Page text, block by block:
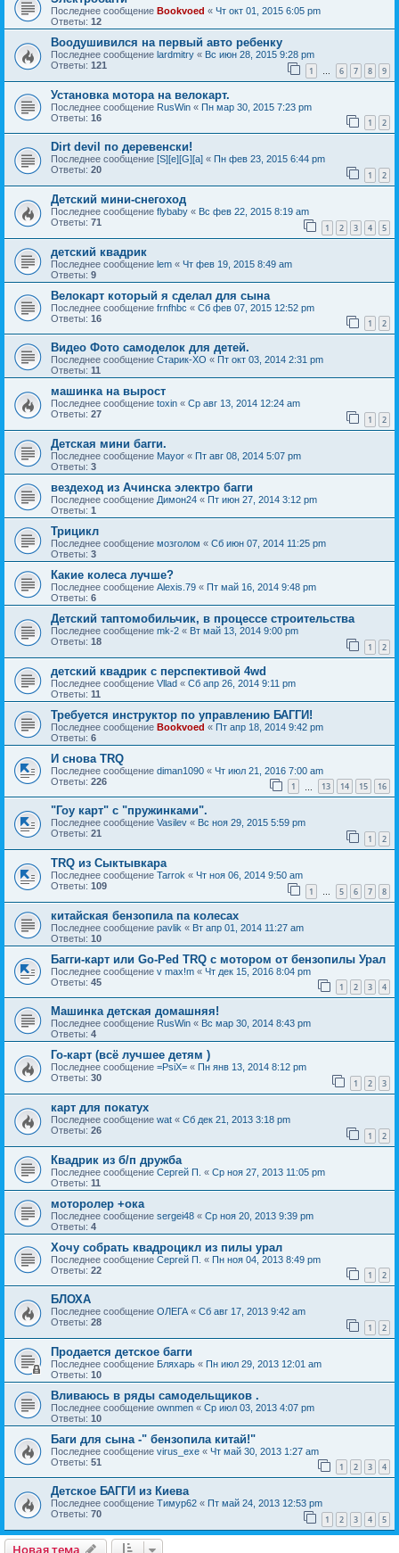
Последнее сообщение Bookvoed « Чт окт 01, 2015 6:05 pm
Ответы: 12
Воодушивился на первый авто ребенку
Последнее сообщение lardmitry « Вс июн 28, 2015 9:28 pm
Ответы: 121 1 … 6 7 8 9
Установка мотора на велокарт.
Последнее сообщение RusWin « Пн мар 30, 2015 7:23 pm
Ответы: 16 1 2
Dirt devil по деревенски!
Последнее сообщение [S][e][G][a] « Пн фев 23, 2015 6:44 pm
Ответы: 20 1 2
Детский мини-снегоход
Последнее сообщение flybaby « Вс фев 22, 2015 8:19 am
Ответы: 71 1 2 3 4 5
детский квадрик
Последнее сообщение lem « Чт фев 19, 2015 8:49 am
Ответы: 9
Велокарт который я сделал для сына
Последнее сообщение frnfhbc « Сб фев 07, 2015 12:52 pm
Ответы: 16 1 2
Видео Фото самоделок для детей.
Последнее сообщение Старик-ХО « Пт окт 03, 2014 2:31 pm
Ответы: 11
машинка на вырост
Последнее сообщение toxin « Ср авг 13, 2014 12:24 am
Ответы: 27 1 2
Детская мини багги.
Последнее сообщение Mayor « Пт авг 08, 2014 5:07 pm
Ответы: 3
вездеход из Ачинска электро багги
Последнее сообщение Димон24 « Пт июн 27, 2014 3:12 pm
Ответы: 1
Трицикл
Последнее сообщение мозголом « Сб июн 07, 2014 11:25 pm
Ответы: 3
Какие колеса лучше?
Последнее сообщение Alexis.79 « Пт май 16, 2014 9:48 pm
Ответы: 6
Детский таптомобильчик, в процессе строительства
Последнее сообщение mk-2 « Вт май 13, 2014 9:00 pm
Ответы: 18 1 2
детский квадрик с перспективой 4wd
Последнее сообщение Vllad « Сб апр 26, 2014 9:11 pm
Ответы: 11
Требуется инструктор по управлению БАГГИ!
Последнее сообщение Bookvoed « Пт апр 18, 2014 9:42 pm
Ответы: 6
И снова TRQ
Последнее сообщение diman1090 « Чт июл 21, 2016 7:00 am
Ответы: 226 1 13 14 15 16
"Гоу карт" с "пружинками".
Последнее сообщение Vasilev « Вс ноя 29, 2015 5:59 pm
Ответы: 21 1 2
TRQ из Сыктывкара
Последнее сообщение Tarrok « Чт ноя 06, 2014 9:50 am
Ответы: 109 1 … 5 6 7 8
китайская бензопила па колесах
Последнее сообщение pavlik « Вт апр 01, 2014 11:27 am
Ответы: 10
Багги-карт или Go-Ped TRQ c мотором от бензопилы Урал
Последнее сообщение v max!m « Чт дек 15, 2016 8:04 pm
Ответы: 45 1 2 3 4
Машинка детская домашняя!
Последнее сообщение RusWin « Вс мар 30, 2014 8:43 pm
Ответы: 4
Го-карт (всё лучшее детям )
Последнее сообщение =PsiX= « Пн янв 13, 2014 8:12 pm
Ответы: 30 1 2 3
карт для покатух
Последнее сообщение wat « Сб дек 21, 2013 3:18 pm
Ответы: 26 1 2
Квадрик из б/п дружба
Последнее сообщение Сергей П. « Ср ноя 27, 2013 11:05 pm
Ответы: 11
моторолер +ока
Последнее сообщение sergei48 « Ср ноя 20, 2013 9:39 pm
Ответы: 4
Хочу собрать квадроцикл из пилы урал
Последнее сообщение Сергей П. « Пн ноя 04, 2013 8:49 pm
Ответы: 22 1 2
БЛОХА
Последнее сообщение ОЛЕГА « Сб авг 17, 2013 9:42 am
Ответы: 28 1 2
Продается детское багги
Последнее сообщение Бляхарь « Пн июл 29, 2013 12:01 am
Ответы: 10
Вливаюсь в ряды самодельщиков .
Последнее сообщение ownmen « Ср июл 03, 2013 4:07 pm
Ответы: 10
Баги для сына -" бензопила китай!"
Последнее сообщение virus_exe « Чт май 30, 2013 1:27 am
Ответы: 51 1 2 3 4
Детское БАГГИ из Киева
Последнее сообщение Тимур62 « Пт май 24, 2013 12:53 pm
Ответы: 70 1 2 3 4 5
Новая тема